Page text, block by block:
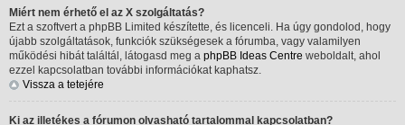
Miért nem érhető el az X szolgáltatás?
Ezt a szoftvert a phpBB Limited készítette, és licenceli. Ha úgy gondolod, hogy
újabb szolgáltatások, funkciók szükségesek a fórumba, vagy valamilyen
működési hibát találtál, látogasd meg a phpBB Ideas Centre weboldalt, ahol
ezzel kapcsolatban további információkat kaphatsz.
Vissza a tetejére
Ki az illetékes a fórumon olvasható tartalommal kapcsolatban?